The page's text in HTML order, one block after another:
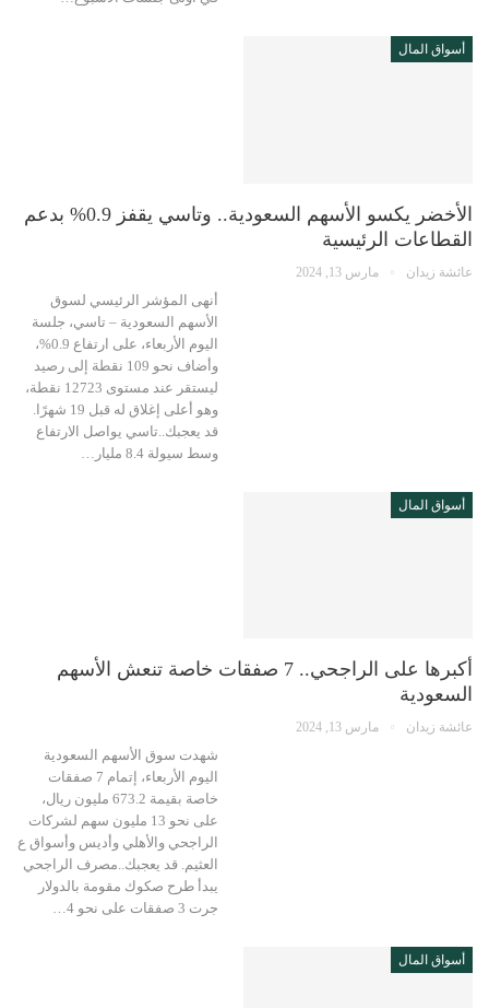
أسواق المال
الأخضر يكسو الأسهم السعودية.. وتاسي يقفز 0.9% بدعم
القطاعات الرئيسية
عائشة زيدان مارس 13, 2024
أنهى المؤشر الرئيسي لسوق
الأسهم السعودية – تاسي، جلسة
اليوم الأربعاء، على ارتفاع 0.9%،
وأضاف نحو 109 نقطة إلى رصيد
ليستقر عند مستوى 12723 نقطة،
وهو أعلى إغلاق له قبل 19 شهرًا.
قد يعجبك..تاسي يواصل الارتفاع
وسط سيولة 8.4 مليار…
أسواق المال
أكبرها على الراجحي.. 7 صفقات خاصة تنعش الأسهم
السعودية
عائشة زيدان مارس 13, 2024
شهدت سوق الأسهم السعودية
اليوم الأربعاء، إتمام 7 صفقات
خاصة بقيمة 673.2 مليون ريال،
على نحو 13 مليون سهم لشركات
الراجحي والأهلي وأديس وأسواق ع
العثيم. قد يعجبك..مصرف الراجحي
يبدأ طرح صكوك مقومة بالدولار
جرت 3 صفقات على نحو 4…
أسواق المال